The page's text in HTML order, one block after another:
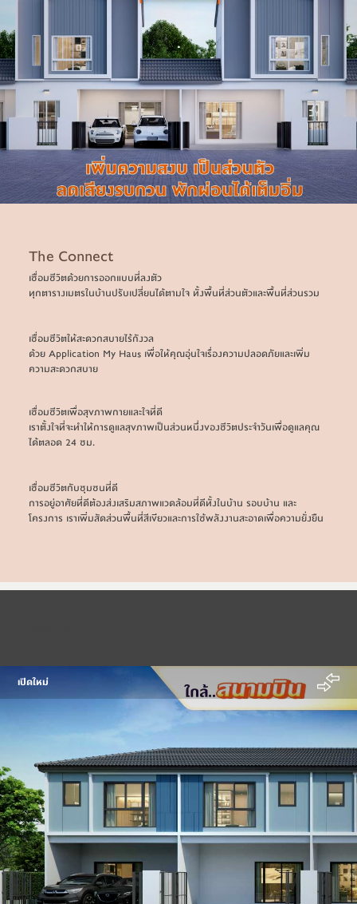
.
The Connect
เชื่อมชีวิตด้วยการออกแบบที่ลงตัว
ทุกตารางเมตรในบ้านปรับเปลี่ยนได้ตามใจ ทั้งพื้นที่ส่วนตัวและพื้นที่ส่วนรวม
เชื่อมชีวิตให้สะดวกสบายไร้กังวล
ด้วย Application My Haus เพื่อให้คุณอุ่นใจเรื่องความปลอดภัยและเพิ่ม
ความสะดวกสบาย
เชื่อมชีวิตเพื่อสุขภาพกายและใจที่ดี
เราตั้งใจที่จะทำให้การดูแลสุขภาพเป็นส่วนหนึ่งของชีวิตประจำวันเพื่อดูแลคุณ
ได้ตลอด 24 ชม.
เชื่อมชีวิตกับชุมชนที่ดี
การอยู่อาศัยที่ดีต้องส่งเสริมสภาพแวดล้อมที่ดีทั้งในบ้าน รอบบ้าน และ
โครงการ เราเพิ่มสัดส่วนพื้นที่สีเขียวและการใช้พลังงานสะอาดเพื่อความยั่งยืน
เปิดใหม่